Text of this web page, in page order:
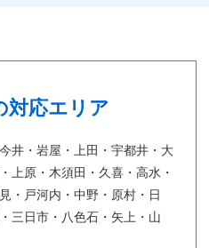
対応エリア
井・岩屋・上田・宇都井・大
上原・木須田・久喜・高水・
・戸河内・中野・原村・日
三日市・八色石・矢上・山